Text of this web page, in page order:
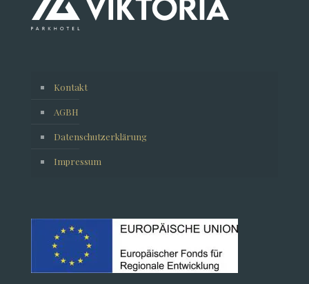
Kontakt
AGBH
Datenschutzerklärung
Impressum